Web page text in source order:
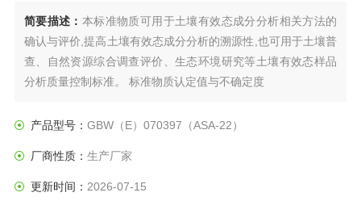
简要描述： 本标准物质可用于土壤有效态成分分析相关方法的
确认与评价,提高土壤有效态成分分析的溯源性,也可用于土壤普
查、自然资源综合调查评价、生态环境研究等土壤有效态样品
分析质量控制标准。 标准物质认定值与不确定度
产品型号： GBW（E）070397（ASA-22）
厂商性质： 生产厂家
更新时间： 2026-07-15